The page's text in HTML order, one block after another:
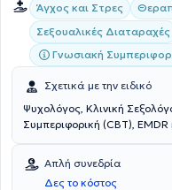
Άγχος και Στρες
Σεξουαλικές Διαταραχές
Γνωσιακή
Σχετικά με την ειδικό
Ψυχολόγος, Κλινική
Συμπεριφορική (CBT), EMDR
Απλή συνεδρία
Δες το κόστος